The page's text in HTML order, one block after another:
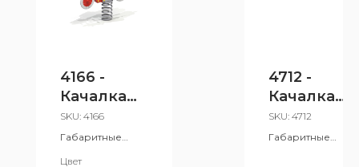
4166 -
Качалка
на
пружине
"Байк"
SKU: 4166
Габаритные
Цвет
4712 -
Качалка
на
пружине
SKU: 4712
Габаритные